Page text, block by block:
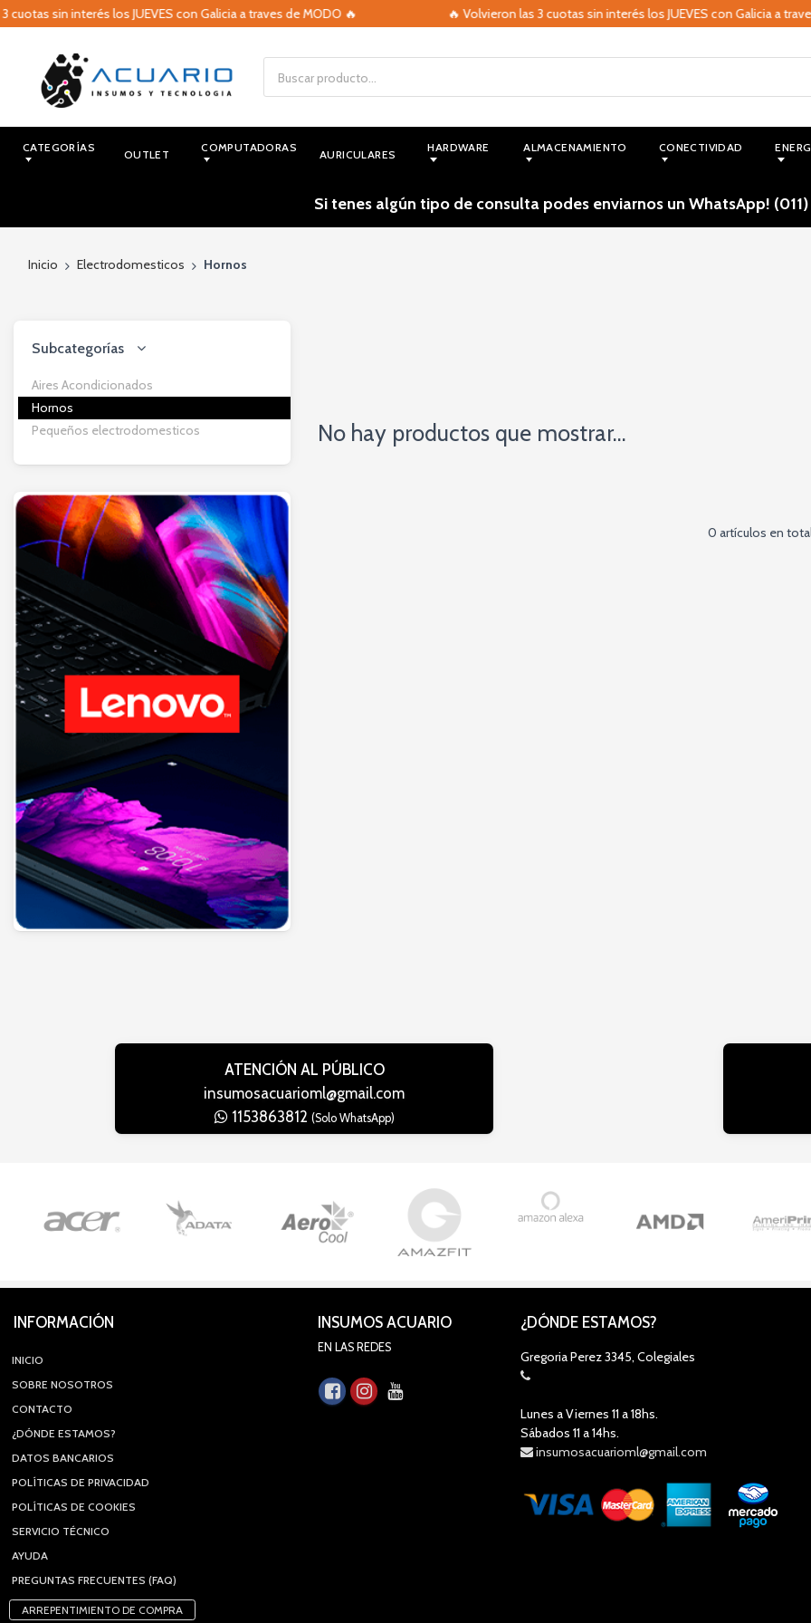
sin interés los JUEVES con Galicia a traves de MODO 🔥 🔥 Volvieron las 3 cuotas sin interés los JUEVES con Galicia a traves
CATEGORÍAS OUTLET COMPUTADORAS AURICULARES HARDWARE ALMACENAMIENTO CONECTIVIDAD
Si tenes algún tipo de consulta podes enviarnos un WhatsApp! (011)
Inicio Electrodomesticos Hornos
Subcategorías
Aires Acondicionados
Hornos
Pequeños electrodomesticos
No hay productos que mostrar...
0 artículos en
ATENCIÓN AL PÚBLICO
insumosacuarioml@gmail.com
1153863812 (Solo WhatsApp)
INFORMACIÓN
INICIO
SOBRE NOSOTROS
CONTACTO
¿DÓNDE ESTAMOS?
DATOS BANCARIOS
POLÍTICAS DE PRIVACIDAD
POLÍTICAS DE COOKIES
SERVICIO TÉCNICO
AYUDA
PREGUNTAS FRECUENTES (FAQ)
ARREPENTIMIENTO DE COMPRA
INSUMOS ACUARIO
EN LAS REDES
¿DÓNDE ESTAMOS?
Gregoria Perez 3345, Colegiales
Lunes a Viernes 11 a 18hs.
Sábados 11 a 14hs.
insumosacuarioml@gmail.com